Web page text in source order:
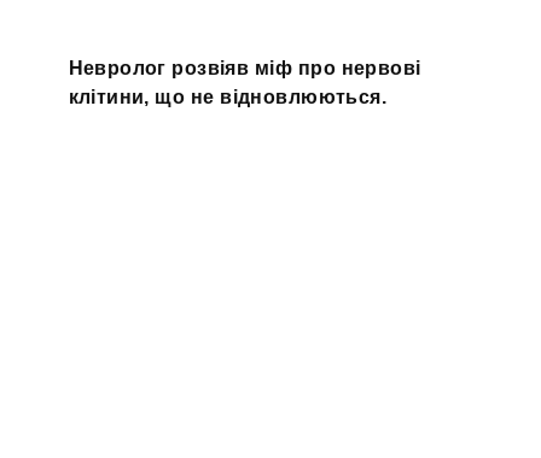
Невролог розвіяв міф про нервові
клітини, що не відновлюються.